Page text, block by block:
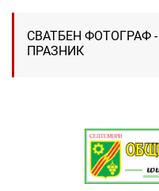
СВАТБЕН ФОТОГРАФ -
ПРАЗНИК